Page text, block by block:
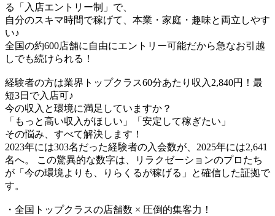
る「入店エントリー制」で、
​自分のスキマ時間で稼げて、本業・家庭・趣味と両立しやす
い♪​
全国の約600店舗に自由にエントリー可能だから急なお引越
しでも続けられる！
経験者の方は業界トップクラス60分あたり収入2,840円！最
短3日で入店可♪
今の収入と環境に満足していますか？
「もっと高い収入がほしい」「安定して稼ぎたい」
その悩み、すべて解決します！
2023年には303名だった経験者の入会数が、2025年には2,641
名へ。 この驚異的な数字は、リラクゼーションのプロたち
が「今の環境よりも、りらくるが稼げる」と確信した証拠で
す。
・全国トップクラスの店舗数 × 圧倒的集客力！